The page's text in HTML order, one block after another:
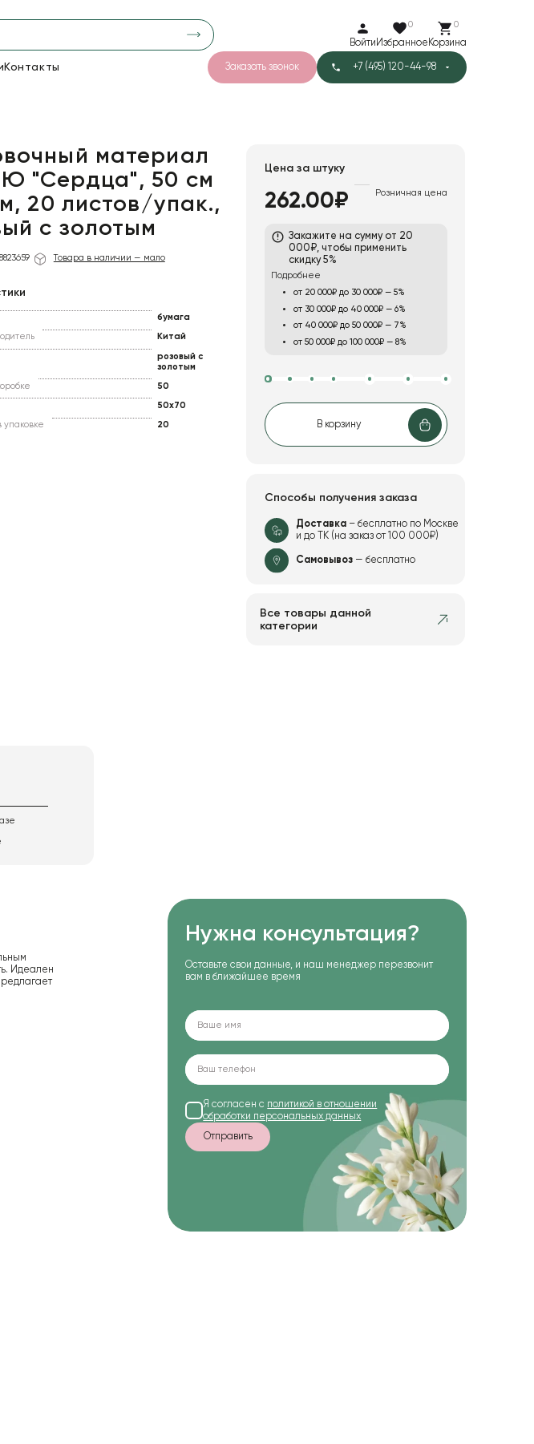
Войти
0
Избранное
0
Корзина
Контакты Заказать звонок +7 (495) 120-44-98
Сетка 7
материал
"Сердца", 50 см
20 листов/упак.,
с золотым
Товара в наличии — мало
бумага
Китай
розовый с
золотым
50
50x70
упаковке 20
Цена за штуку
262.00₽ Розничная цена
Закажите на сумму от 20
000₽, чтобы применить
скидку 5%
Подробнее
от 20 000₽ до 30 000₽ — 5%
от 30 000₽ до 40 000₽ — 6%
от 40 000₽ до 50 000₽ — 7%
от 50 000₽ до 100 000₽ — 8%
В корзину
Способы получения заказа
Доставка– бесплатно по Москве
и до ТК (на заказ от 100 000₽)
Самовывоз— бесплатно
Все товары данной
категории
Идеален
Нужна консультация?
Оставьте свои данные, и наш менеджер перезвонит
вам в ближайшее время
Я согласен с политикой в отношении
обработки персональных данных
Отправить